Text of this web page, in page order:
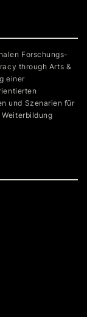
Forschungs-
through Arts &
einer
und Szenarien für